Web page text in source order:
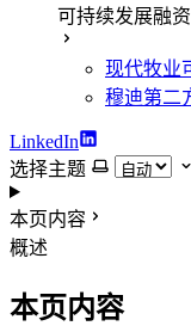
可持续发展融资
现代牧业
穆迪第二
LinkedIn
选择主题
本页内容
概述
本页内容